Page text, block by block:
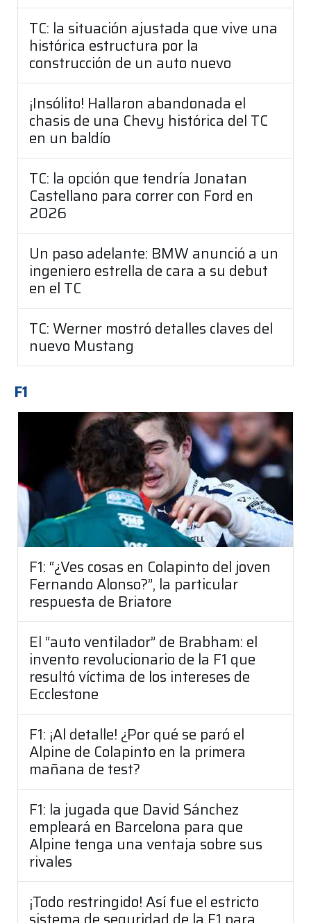
TC: la situación ajustada que vive una
histórica estructura por la
construcción de un auto nuevo
¡Insólito! Hallaron abandonada el
chasis de una Chevy histórica del TC
en un baldío
TC: la opción que tendría Jonatan
Castellano para correr con Ford en
2026
Un paso adelante: BMW anunció a un
ingeniero estrella de cara a su debut
en el TC
TC: Werner mostró detalles claves del
nuevo Mustang
F1
F1: “¿Ves cosas en Colapinto del joven
Fernando Alonso?”, la particular
respuesta de Briatore
El “auto ventilador” de Brabham: el
invento revolucionario de la F1 que
resultó víctima de los intereses de
Ecclestone
F1: ¡Al detalle! ¿Por qué se paró el
Alpine de Colapinto en la primera
mañana de test?
F1: la jugada que David Sánchez
empleará en Barcelona para que
Alpine tenga una ventaja sobre sus
rivales
¡Todo restringido! Así fue el estricto